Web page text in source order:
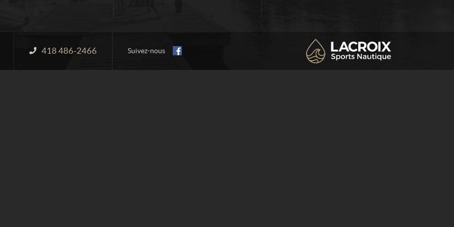
Information :
418 486-2466 Suivez-nous